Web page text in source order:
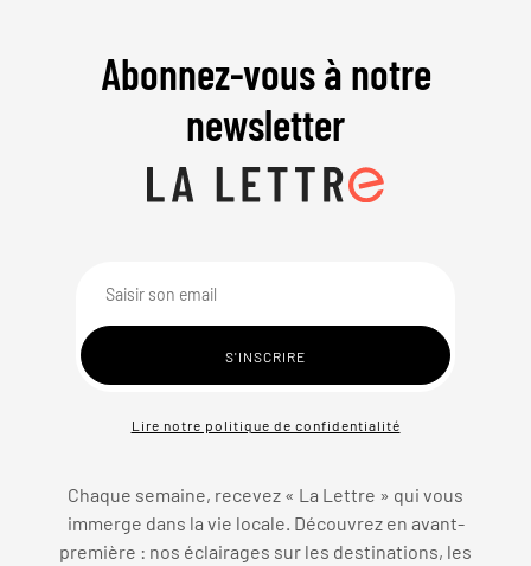
Abonnez-vous à notre
newsletter
Lire notre politique de confidentialité
Chaque semaine, recevez « La Lettre » qui vous
immerge dans la vie locale. Découvrez en avant-
première : nos éclairages sur les destinations, les